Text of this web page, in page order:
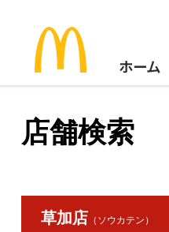
ホーム
店舗検索
草加店 （ソウカテン）